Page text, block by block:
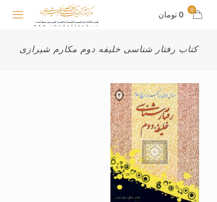
0 0 تومان
کتاب رفتار شناسی خلیفه دوم مکارم شیرازی